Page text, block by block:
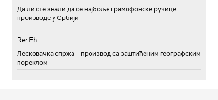
Да ли сте знали да се најбоље грамофонске ручице
производе у Србији
Re: Eh...
Лесковачка спржа – производ са заштићеним географским
пореклом